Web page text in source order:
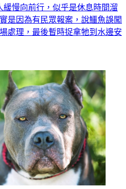
慢向前行，似乎是休息時間溜
是因為有民眾報案，說鱷魚誤闖
處理，最後暫時捉拿牠到水邊安